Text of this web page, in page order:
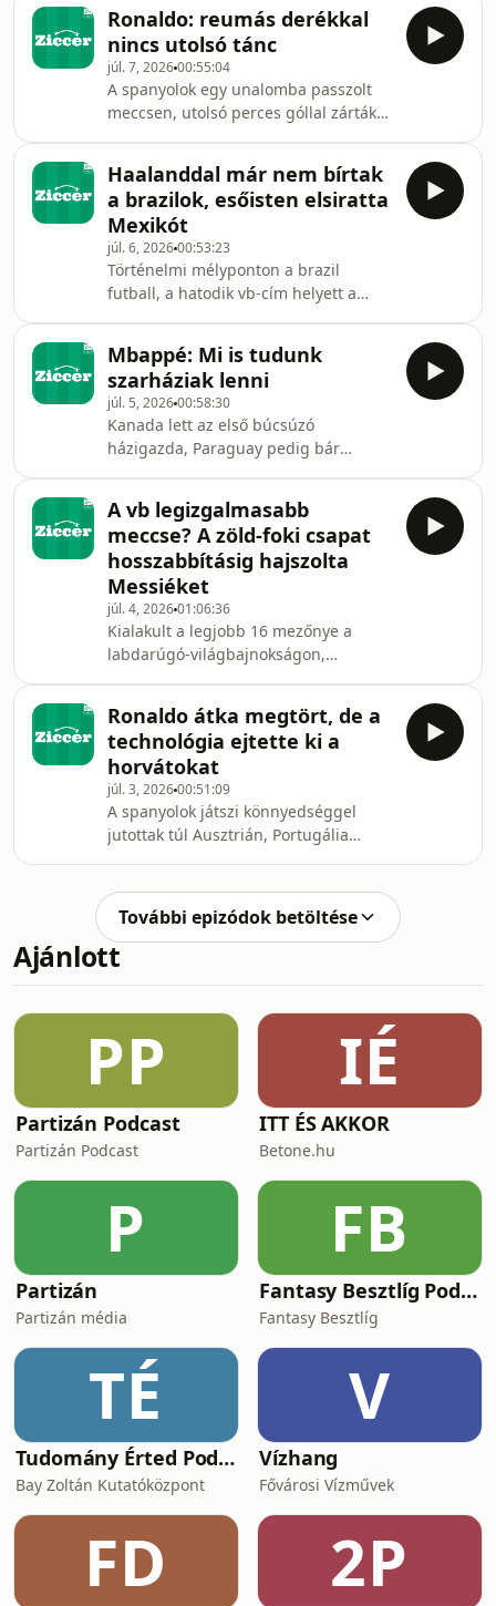
nem volt hajlandó kockáztatni egymás
ellen, így 0-0 után büntetők döntöttek.
A nyolcaddöntők utolsó párosításait
beszéljük ki. Hosted by Simplecast, an
AdsWizz company. See
https://pcm.adswizz.com for
information about our collection and
use of personal data for advertisin
Ronaldo: reumás derékkal
nincs utolsó tánc
júl. 7, 202600:55:04
A spanyolok egy unalomba passzolt
meccsen, utolsó perces góllal zárták
belgák ellen. Hosted by Simplecast,
an AdsWizz company. See
https://pcm.adswizz.com for
information about our collection and
use of personal data for advertising.
Haalanddal már nem bírtak
a brazilok, esőisten elsiratta
Mexikót
júl. 6, 202600:53:23
Történelmi mélyponton a brazil
futball, a hatodik vb-cím helyett a
angolok ikonikus meccsen verték
Mexikót az Aztecában. Vb-kibeszélő.
Hosted by Simplecast, an AdsWizz
company. See
https://pcm.adswizz.com for
information about our collection and
use of personal data for advertising.
Mbappé: Mi is tudunk
szarháziak lenni
júl. 5, 202600:58:30
Kanada lett az első búcsúzó
házigazda, Paraguay pedig bár
Elkezdődtek a nyolcaddöntők a
világbajnokságon. Hosted by
Simplecast, an AdsWizz company. See
https://pcm.adswizz.com for
information about our collection and
use of personal data for advertising.
A vb legizgalmasabb
meccse? A zöld-foki csapat
hosszabbításig hajszolta
Messiéket
júl. 4, 202601:06:36
Kialakult a legjobb 16 mezőnye a
labdarúgó-világbajnokságon,
vb-kibeszélője, a vendég Kovács
István, a SportsBase CEO-ja. Hosted
by Simplecast, an AdsWizz company.
See https://pcm.adswizz.com for
information about our collection and
use of personal data for advertising.
Ronaldo átka megtört, de a
technológia ejtette ki a
horvátokat
júl. 3, 202600:51:09
A spanyolok játszi könnyedséggel
jutottak túl Ausztrián, Portugália
pedig Algérián lépett túl. Vb-kibeszélő
Boros Tamással, az ATV
műsorvezetőjével és Veress Balázs
edzővel. Hosted by Simplecast, an
https://pcm.adswizz.com for
information about our collection and
use of personal data for advertising.
További epizódok betöltése
Ajánlott
PP
Partizán Podcast
Partizán Podcast
IÉ
ITT ÉS AKKOR
Betone.hu
P
Partizán
Partizán média
FB
Fantasy Besztlíg Podcast
Fantasy Besztlíg
TÉ
Tudomány Érted Podcast
Bay Zoltán Kutatóközpont
V
Vízhang
Fővárosi Vízművek
FD 2P